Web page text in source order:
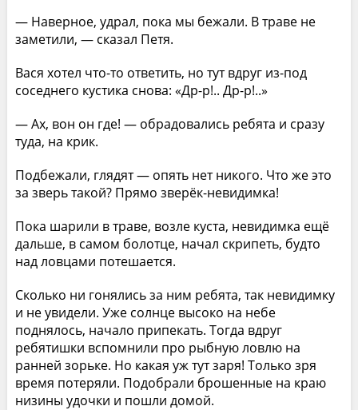
— Наверное, удрал, пока мы бежали. В траве не
заметили, — сказал Петя.
Вася хотел что-то ответить, но тут вдруг из-под
соседнего кустика снова: «Др-р!.. Др-р!..»
— Ах, вон он где! — обрадовались ребята и сразу
туда, на крик.
Подбежали, глядят — опять нет никого. Что же это
за зверь такой? Прямо зверёк-невидимка!
Пока шарили в траве, возле куста, невидимка ещё
дальше, в самом болотце, начал скрипеть, будто
над ловцами потешается.
Сколько ни гонялись за ним ребята, так невидимку
и не увидели. Уже солнце высоко на небе
поднялось, начало припекать. Тогда вдруг
ребятишки вспомнили про рыбную ловлю на
ранней зорьке. Но какая уж тут заря! Только зря
время потеряли. Подобрали брошенные на краю
низины удочки и пошли домой.